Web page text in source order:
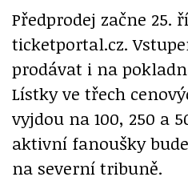
Předprodej začne 25.
ticketportal.cz.
prodávat i na
Lístky ve třech
vyjdou na 100, 250 a
aktivní fanoušky
na severní tribuně.